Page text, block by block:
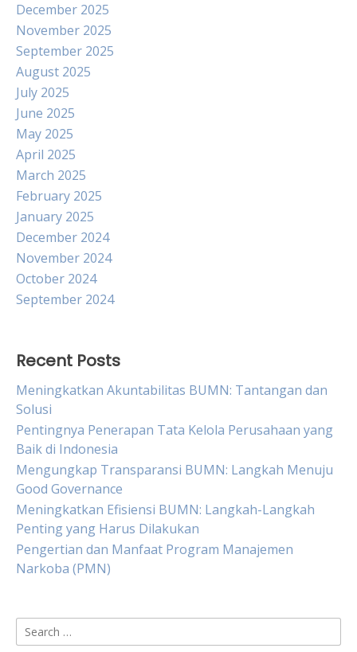
December 2025
November 2025
September 2025
August 2025
July 2025
June 2025
May 2025
April 2025
March 2025
February 2025
January 2025
December 2024
November 2024
October 2024
September 2024
Recent Posts
Meningkatkan Akuntabilitas BUMN: Tantangan dan
Solusi
Pentingnya Penerapan Tata Kelola Perusahaan yang
Baik di Indonesia
Mengungkap Transparansi BUMN: Langkah Menuju
Good Governance
Meningkatkan Efisiensi BUMN: Langkah-Langkah
Penting yang Harus Dilakukan
Pengertian dan Manfaat Program Manajemen
Narkoba (PMN)
Search
for: